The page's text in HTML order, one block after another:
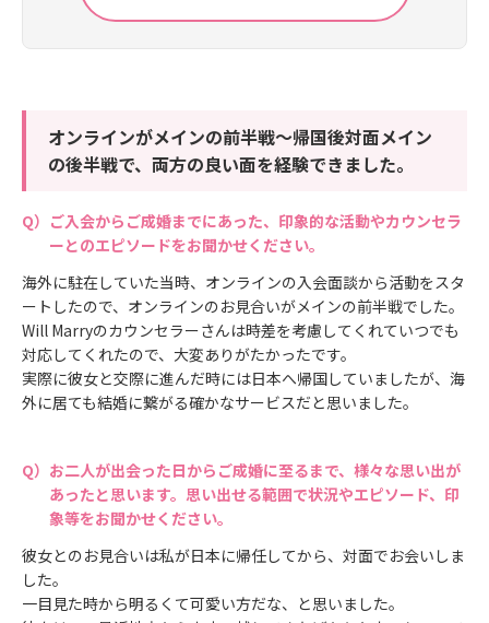
オンラインがメインの前半戦～帰国後対面メイン
の後半戦で、両方の良い面を経験できました。
ご入会からご成婚までにあった、印象的な活動やカウンセラ
ーとのエピソードをお聞かせください。
海外に駐在していた当時、オンラインの入会面談から活動をスタ
ートしたので、オンラインのお見合いがメインの前半戦でした。
Will Marryのカウンセラーさんは時差を考慮してくれていつでも
対応してくれたので、大変ありがたかったです。
実際に彼女と交際に進んだ時には日本へ帰国していましたが、海
外に居ても結婚に繋がる確かなサービスだと思いました。
お二人が出会った日からご成婚に至るまで、様々な思い出が
あったと思います。思い出せる範囲で状況やエピソード、印
象等をお聞かせください。
彼女とのお見合いは私が日本に帰任してから、対面でお会いしま
した。
一目見た時から明るくて可愛い方だな、と思いました。